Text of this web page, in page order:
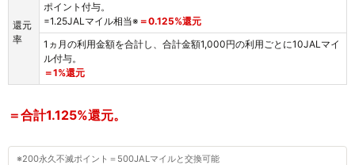
還元
率
ポイント付与。
=1.25JALマイル相当※ ＝0.125%還元
1ヵ月の利用金額を合計し、合計金額1,000円の利用ごとに10JALマイ
ル付与。
＝1%還元
＝合計1.125%還元。
※200永久不滅ポイント＝500JALマイルと交換可能